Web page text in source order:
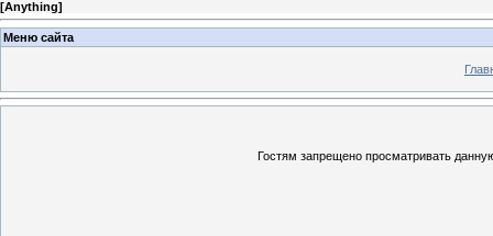
[Anything]
Меню сайта
Гостям запрещено просматривать